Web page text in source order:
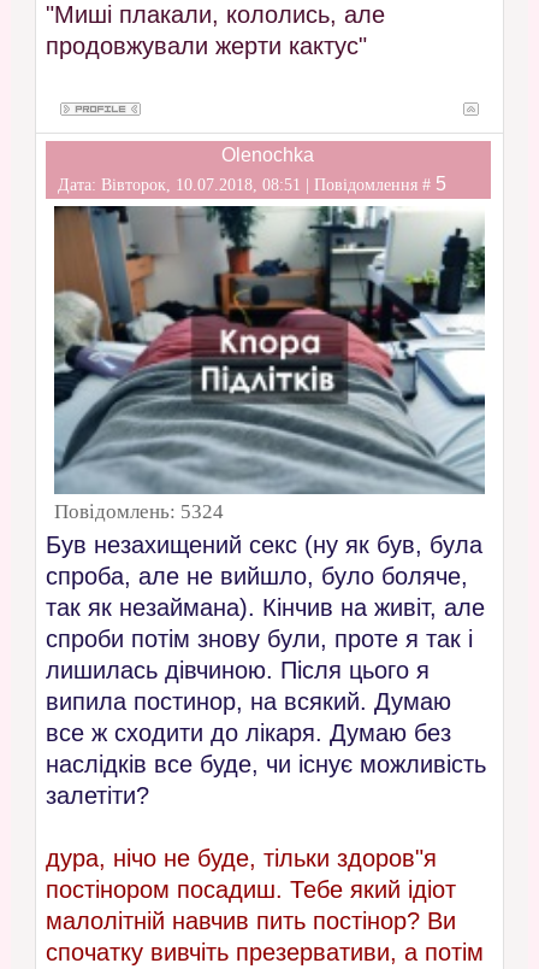
"Миші плакали, кололись, але
продовжували жерти кактус"
Olenochka
Дата: Вівторок, 10.07.2018, 08:51 | Повідомлення # 5
Повідомлень: 5324
Був незахищений секс (ну як був, була
спроба, але не вийшло, було боляче,
так як незаймана). Кінчив на живіт, але
спроби потім знову були, проте я так і
лишилась дівчиною. Після цього я
випила постинор, на всякий. Думаю
все ж сходити до лікаря. Думаю без
наслідків все буде, чи існує можливість
залетіти?
дура, нічо не буде, тільки здоров"я
постінором посадиш. Тебе який ідіот
малолітній навчив пить постінор? Ви
спочатку вивчіть презервативи, а потім